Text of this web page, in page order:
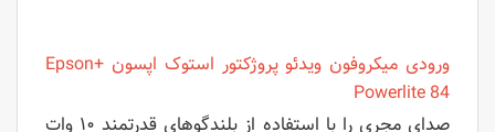
ورودی میکروفون ویدئو پروژکتور استوک اپسون +Epson
Powerlite 84
صدای مجری را با استفاده از بلندگوهای قدرتمند ۱۰ وات